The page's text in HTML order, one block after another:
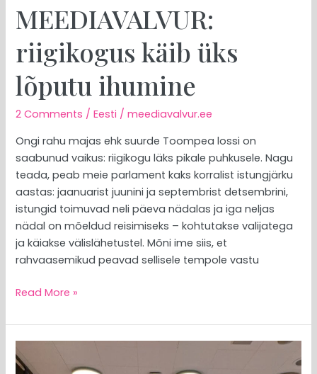
MEEDIAVALVUR:
riigikogus käib üks
lõputu ihumine
2 Comments /Eesti /meediavalvur.ee
Ongi rahu majas ehk suurde Toompea lossi on
saabunud vaikus: riigikogu läks pikale puhkusele. Nagu
teada, peab meie parlament kaks korralist istungjärku
aastas: jaanuarist juunini ja septembrist detsembrini,
istungid toimuvad neli päeva nädalas ja iga neljas
nädal on mõeldud reisimiseks – kohtutakse valijatega
ja käiakse välislähetustel. Mõni ime siis, et
rahvaasemikud peavad sellisele tempole vastu
Read More »
erakond